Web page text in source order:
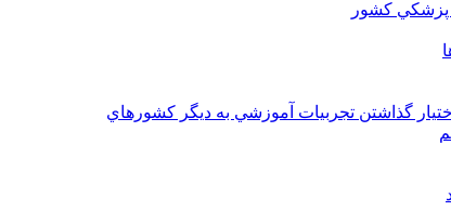
گذاشتن تجربيات آموزشي به ديگر کشورهاي